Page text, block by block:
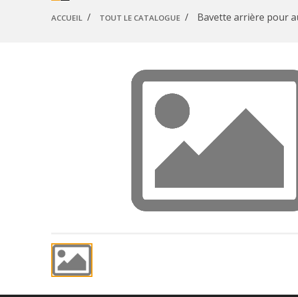
ACCUEIL TOUT LE CATALOGUE Bavette arrière pour